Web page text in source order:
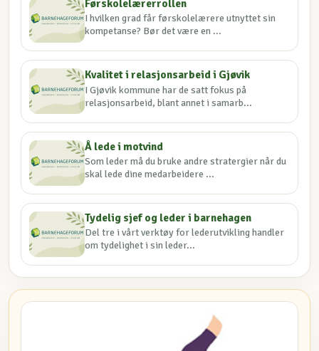
Førskolelærerrollen
I hvilken grad får førskolelærere utnyttet sin
kompetanse? Bør det være en ...
Kvalitet i relasjonsarbeid i Gjøvik
I Gjøvik kommune har de satt fokus på
relasjonsarbeid, blant annet i samarb...
Å lede i motvind
Som leder må du bruke andre stratergier når du
skal lede dine medarbeidere ...
Tydelig sjef og leder i barnehagen
Del tre i vårt verktøy for lederutvikling handler
om tydelighet i sin leder...